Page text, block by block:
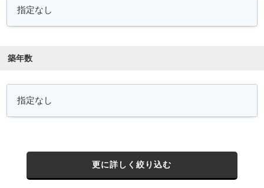
築年数
更に詳しく絞り込む